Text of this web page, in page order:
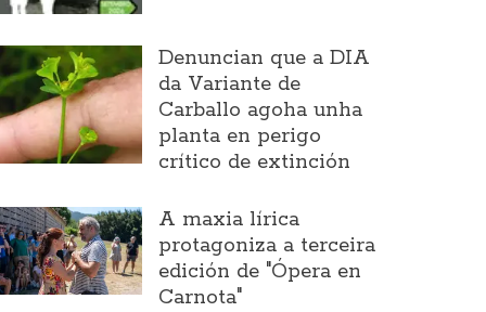
Denuncian que a DIA
da Variante de
Carballo agoha unha
planta en perigo
crítico de extinción
A maxia lírica
protagoniza a terceira
edición de "Ópera en
Carnota"